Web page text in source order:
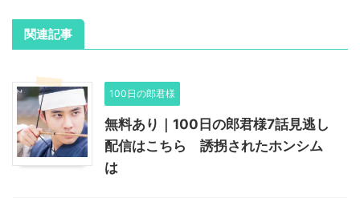
関連記事
100日の郎君様
無料あり｜100日の郎君様7話見逃し
配信はこちら 誘拐されたホンシム
は